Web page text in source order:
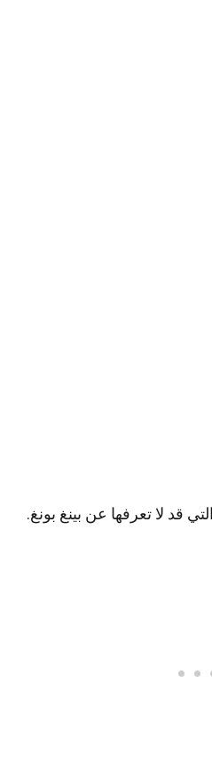
قد لا تعرفها عن بينغ بونغ.